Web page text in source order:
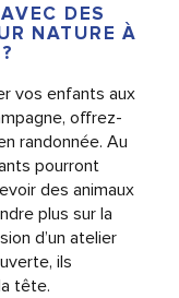
DES
NATURE À
vos enfants aux
offrez-
randonnée. Au
pourront
des animaux
plus sur la
d’un atelier
ils
tête.